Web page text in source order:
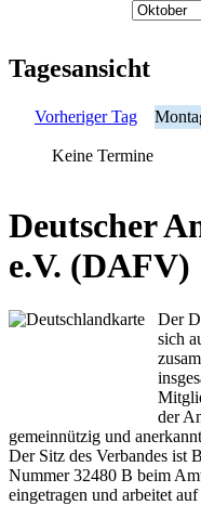
Tagesansicht
Vorheriger Tag
Keine Termine
Deutscher
e.V. (DAFV)
Der
sich
der
gemeinnützig und
Der Sitz des Verbandes ist
Nummer 32480 B beim
eingetragen und arbeitet